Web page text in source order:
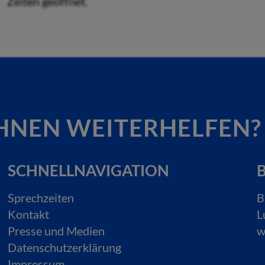
WEITERHELFEN?
SCHNELLNAVIGATION
Sprechzeiten
Kontakt
Presse und Medien
Datenschutzerklärung